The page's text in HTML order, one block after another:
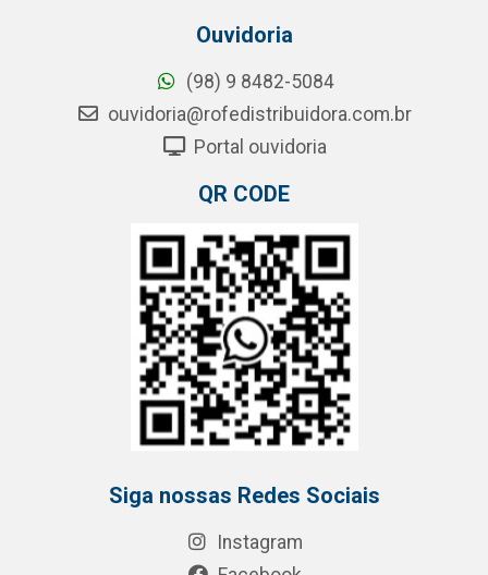
Ouvidoria
(98) 9 8482-5084
ouvidoria@rofedistribuidora.com.br
Portal ouvidoria
QR CODE
Siga nossas Redes Sociais
Instagram